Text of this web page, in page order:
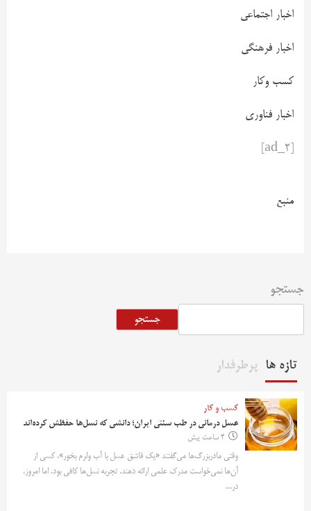
اخبار اجتماعی
اخبار فرهنگی
کسب وکار
اخبار فناوری
منبع
جستجو
جستجو
تازه ها پرطرفدار
کسب و کار
عسل درمانی در طب سنتی ایران؛ دانشی که نسل‌ها حفظش کرده‌اند
4 ساعت پیش
وقتی مادربزرگ‌ها می‌گفتند «یک قاشق عسل با آب ولرم بخور»، کسی از
آن‌ها نمی‌خواست مدرک علمی ارائه دهند. تجربه نسل‌ها کافی بود. اما امروز،
در...